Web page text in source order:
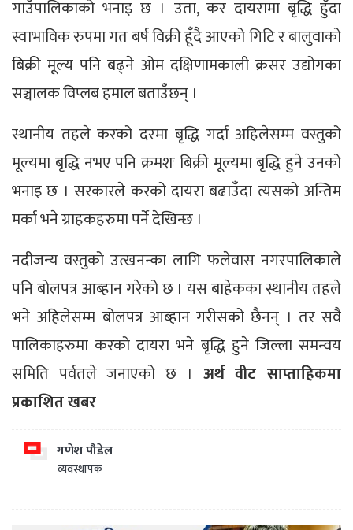
गाउँपालिकाको भनाइ छ । उता, कर दायरामा बृद्धि हुँदा
स्वाभाविक रुपमा गत बर्ष विक्री हूँदै आएको गिटि र बालुवाको
बिक्री मूल्य पनि बढ्ने ओम दक्षिणामकाली क्रसर उद्योगका
सञ्चालक विप्लब हमाल बताउँछन् ।
स्थानीय तहले करको दरमा बृद्धि गर्दा अहिलेसम्म वस्तुको
मूल्यमा बृद्धि नभए पनि क्रमशः बिक्री मूल्यमा बृद्धि हुने उनको
भनाइ छ । सरकारले करको दायरा बढाउँदा त्यसको अन्तिम
मर्का भने ग्राहकहरुमा पर्ने देखिन्छ ।
नदीजन्य वस्तुको उत्खनन्का लागि फलेवास नगरपालिकाले
पनि बोलपत्र आब्हान गरेको छ । यस बाहेकका स्थानीय तहले
भने अहिलेसम्म बोलपत्र आब्हान गरीसको छैनन् । तर सवै
पालिकाहरुमा करको दायरा भने बृद्धि हुने जिल्ला समन्वय
समिति पर्वतले जनाएको छ । अर्थ वीट साप्ताहिकमा
प्रकाशित खबर
गणेश पौडेल
व्यवस्थापक